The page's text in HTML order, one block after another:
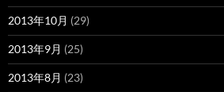
2013年10月 (29)
2013年9月 (25)
2013年8月 (23)